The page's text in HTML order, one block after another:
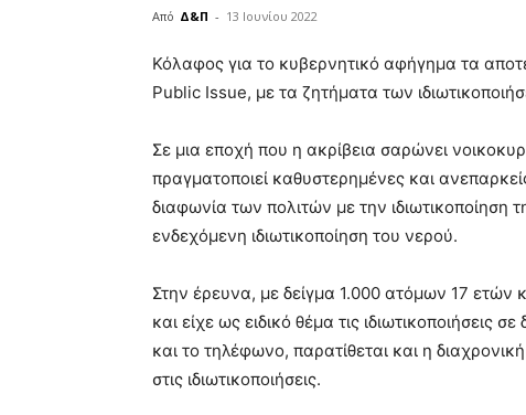
Από Δ&Π - 13 Ιουνίου 2022
blonde
lesbians
very
cam
show.desi
brandi
lyons
you
meaning
of
pain.
Κόλαφος για το κυβερνητικό αφήγημα τα
Public Issue, με τα ζητήματα των
Σε μια εποχή που η ακρίβεια σαρώνει
πραγματοποιεί καθυστερημένες και
διαφωνία των πολιτών με την ιδιωτικοποίηση
ενδεχόμενη ιδιωτικοποίηση του νερού.
Στην έρευνα, με δείγμα 1.000 ατόμων 17
και είχε ως ειδικό θέμα τις
και το τηλέφωνο, παρατίθεται και η
στις ιδιωτικοποιήσεις.